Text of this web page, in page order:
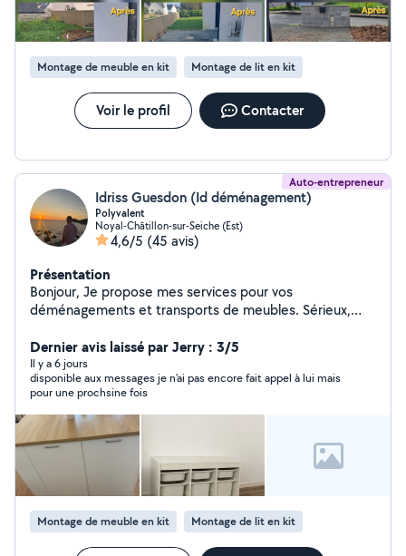
Montage de meuble en kit Montage de lit en kit
Voir le profil Contacter
Auto-entrepreneur
Idriss Guesdon (Id déménagement)
Polyvalent
Noyal-Châtillon-sur-Seiche (Est)
4,6/5 (45 avis)
Présentation
Bonjour, Je propose mes services pour vos
déménagements et transports de meubles. Sérieux,
Chargement et déchargement Déménagement
complet ou partiel Transport de meubles et
électroménager Montage / démontage de meubles
Équipé pour travailler efficacement : Diable Planche à
roulettes Sangles de maintien Je prends soin de vos
affaires et j'optimise le transport pour gagner du temps
et éviter les risques. Disponible rapidement, en semaine
et le week-end. Contactez-moi pour un devis rapide !
Dernier avis laissé par Jerry : 3/5
Il y a 6 jours
disponible aux messages je n'ai pas encore fait appel à lui mais
pour une prochsine fois
Montage de meuble en kit Montage de lit en kit